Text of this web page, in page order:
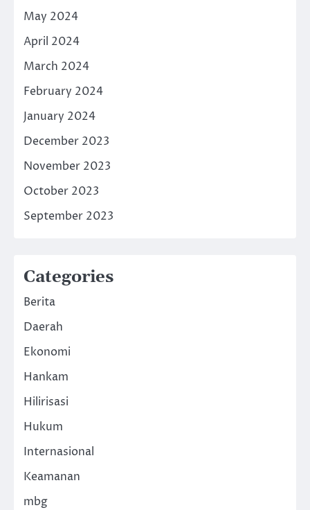
May 2024
April 2024
March 2024
February 2024
January 2024
December 2023
November 2023
October 2023
September 2023
Categories
Berita
Daerah
Ekonomi
Hankam
Hilirisasi
Hukum
Internasional
Keamanan
mbg